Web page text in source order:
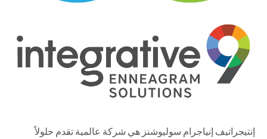
إنتيجراتيف إنياجرام سوليوشنز هي شركة عالمية تقدم حلولاً